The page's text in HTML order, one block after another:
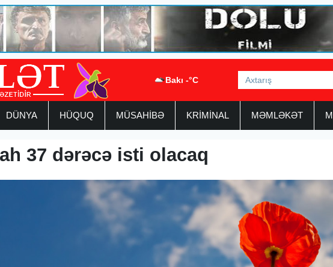
Bakı -°C
DÜNYA HÜQUQ MÜSAHİBƏ KRİMİNAL MƏMLƏKƏT
37 dərəcə isti olacaq